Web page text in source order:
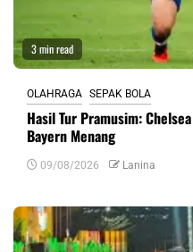
3 min read
OLAHRAGA SEPAK BOLA
Hasil Tur Pramusim:
Bayern Menang
09/08/2026 Lanina